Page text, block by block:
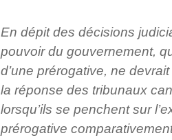
En dépit des décisions
pouvoir du gouvernement,
d’une prérogative, ne
la réponse des tribunaux
lorsqu’ils se penchent sur
prérogative